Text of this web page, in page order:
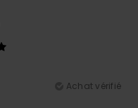
Achat vérifié